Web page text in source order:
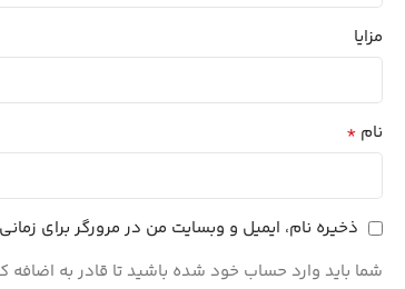
مزایا
نام *
ذخیره نام، ایمیل و وبسایت من در مرورگر برای
شما باید وارد حساب خود شده باشید تا قادر به اضافه